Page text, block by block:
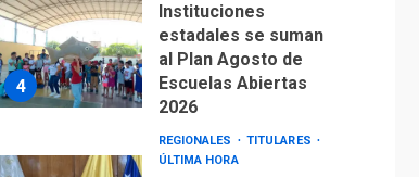
4
Instituciones
estadales se suman
al Plan Agosto de
Escuelas Abiertas
2026
REGIONALES
TITULARES
ÚLTIMA HORA